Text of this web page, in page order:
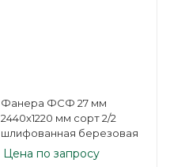
Фанера ФСФ 27 мм
2440х1220 мм сорт 2/2
шлифованная березовая
Цена по запросу